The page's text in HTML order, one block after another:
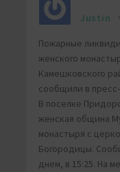
Justin
Пожарные
женского
Камешковского
сообщили в
В поселке
женская община
монастыря с
Богородицы.
днем, в 15:25. На